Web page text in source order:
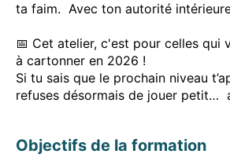
ta faim. Avec ton autorité
📅 Cet atelier, c'est pour celles qui
à cartonner en 2026 !
Si tu sais que le prochain niveau
refuses désormais de jouer petit…
Objectifs de la formation